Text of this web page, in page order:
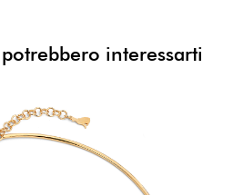
interessarti